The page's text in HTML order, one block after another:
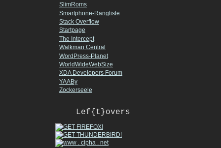
SlimRoms
Smartphone-Rangliste
Stack Overflow
Startpage
The Intercept
Walkman Central
WordPress-Planet
WorldWideWebSize
XDA Developers Forum
YAABy
Zockerseele
Lef{t}overs